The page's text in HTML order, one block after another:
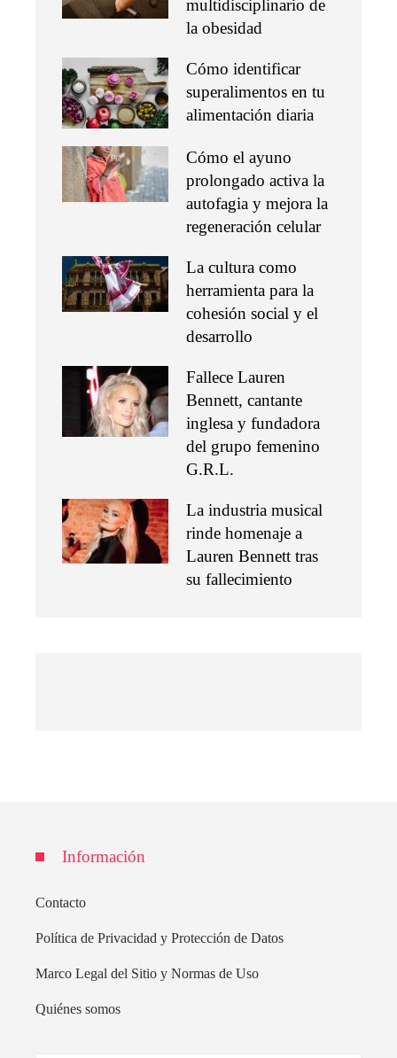
multidisciplinario de
la obesidad
Cómo identificar
superalimentos en tu
alimentación diaria
Cómo el ayuno
prolongado activa la
autofagia y mejora la
regeneración celular
La cultura como
herramienta para la
cohesión social y el
desarrollo
Fallece Lauren
Bennett, cantante
inglesa y fundadora
del grupo femenino
G.R.L.
La industria musical
rinde homenaje a
Lauren Bennett tras
su fallecimiento
Información
Contacto
Política de Privacidad y Protección de Datos
Marco Legal del Sitio y Normas de Uso
Quiénes somos